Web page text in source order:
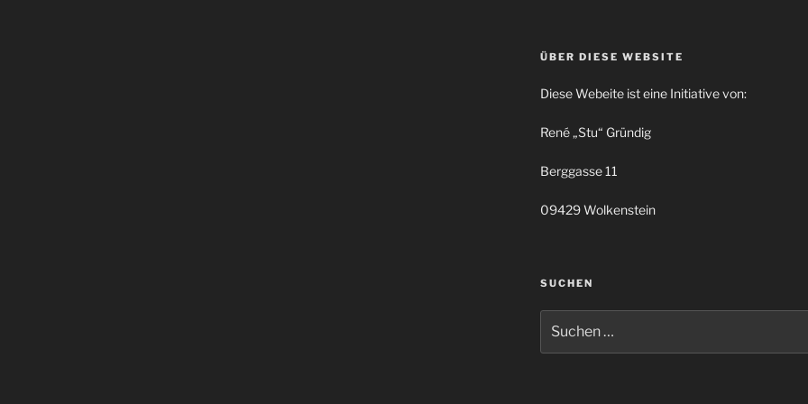
ÜBER DIESE WEBSITE
Diese Webeite ist eine Initiative von:
René „Stu“ Gründig
Berggasse 11
09429 Wolkenstein
SUCHEN
nach: